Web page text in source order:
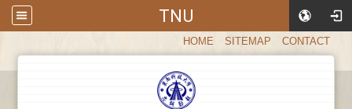
TNU
HOME SITEMAP CONTACT